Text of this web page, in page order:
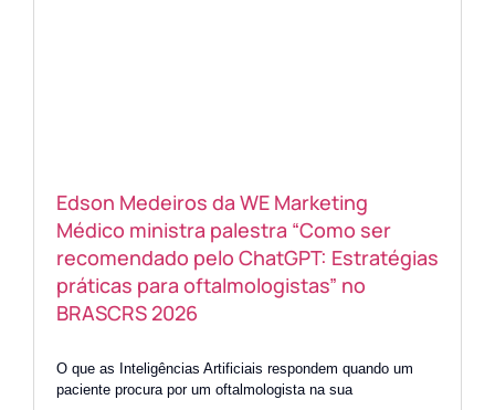
Edson Medeiros da WE Marketing
Médico ministra palestra “Como ser
recomendado pelo ChatGPT: Estratégias
práticas para oftalmologistas” no
BRASCRS 2026
O que as Inteligências Artificiais respondem quando um
paciente procura por um oftalmologista na sua